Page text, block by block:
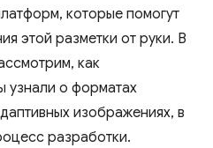
которые помогут
этой разметки от руки. В
как
узнали о форматах
изображениях, в
разработки.